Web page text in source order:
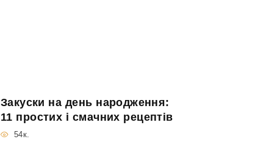
Закуски на день народження:
11 простих і смачних рецептів
54к.